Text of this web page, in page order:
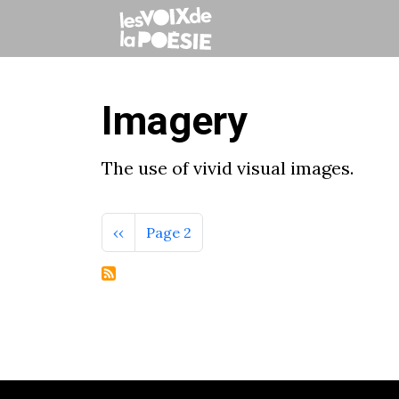
Imagery
The use of vivid visual images.
PAGINATION
Page précédente
‹‹ Page 2